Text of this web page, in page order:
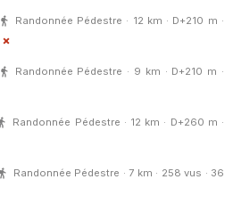
Randonnée Pédestre · 12 km · D+210 m ·
Randonnée Pédestre · 9 km · D+210 m ·
Randonnée Pédestre · 12 km · D+260 m ·
Randonnée Pédestre · 7 km · 258 vus · 36